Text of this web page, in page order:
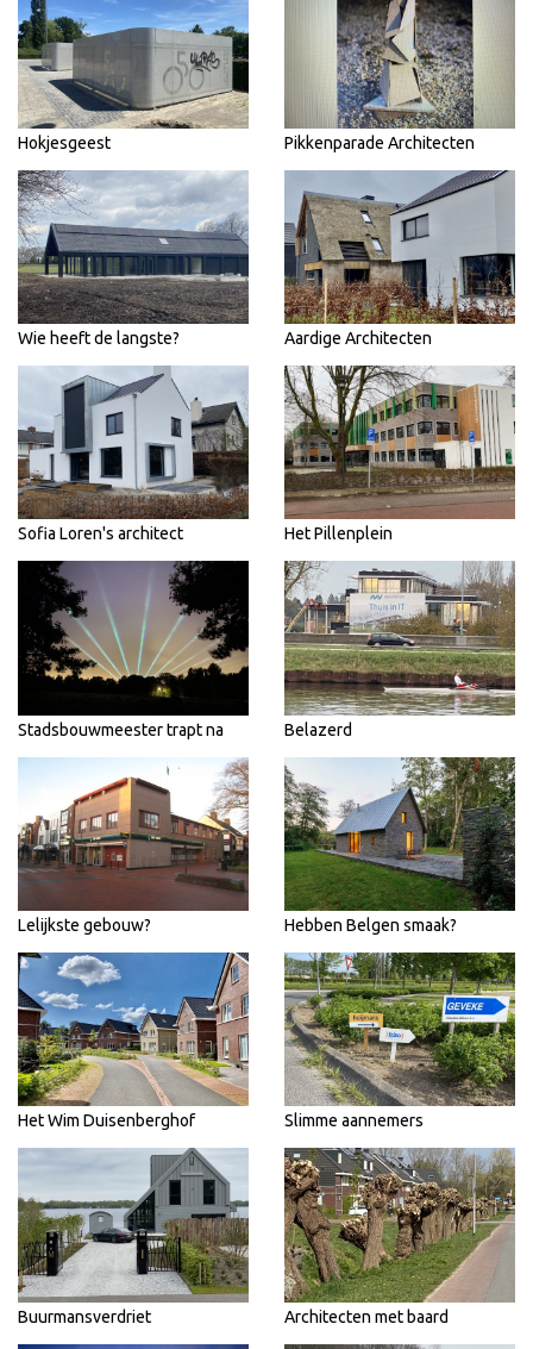
Hokjesgeest Pikkenparade Architecten
Wie heeft de langste? Aardige Architecten
Sofia Loren's architect Het Pillenplein
Stadsbouwmeester trapt na Belazerd
Lelijkste gebouw? Hebben Belgen smaak?
Het Wim Duisenberghof Slimme aannemers
Buurmansverdriet Architecten met baard